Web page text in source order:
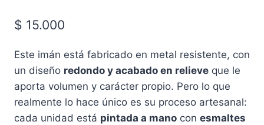
$ 15.000
Este imán está fabricado en metal resistente, con
un diseño redondo y acabado en relieve que le
aporta volumen y carácter propio. Pero lo que
realmente lo hace único es su proceso artesanal:
cada unidad está pintada a mano con esmaltes